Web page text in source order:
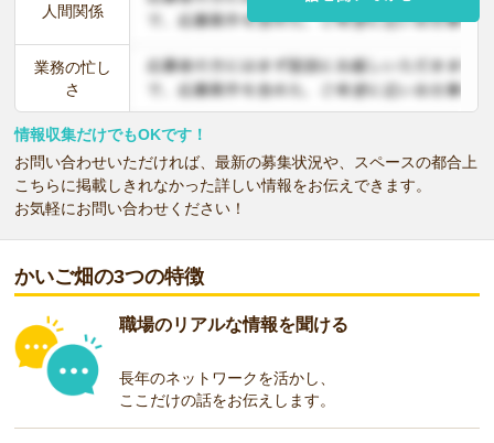
人間関係
業務の忙し
さ
情報収集だけでもOKです！
お問い合わせいただければ、最新の募集状況や、スペースの都合上
こちらに掲載しきれなかった詳しい情報をお伝えできます。
お気軽にお問い合わせください！
かいご畑の3つの特徴
職場のリアルな情報を聞ける
長年のネットワークを活かし、
ここだけの話をお伝えします。